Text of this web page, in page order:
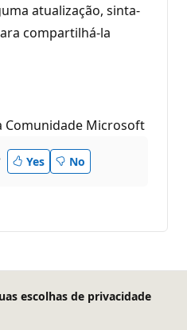
atualização, sinta-
compartilhá-la
Comunidade Microsoft
Yes No
escolhas de privacidade